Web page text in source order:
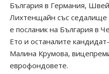
България в Германия,
Лихтенщайн със седалище
е посланик на България в
Ето и останалите
Малина Крумова,
еврофондовете.